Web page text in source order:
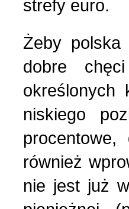
Z
strefy euro.
Żeby polska
dobre
określonych
niskiego
również
nie jest już